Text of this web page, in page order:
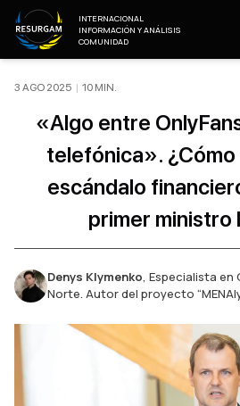
INTERNACIONAL
INFORMACIÓN Y ANÁLISIS
COMUNIDAD
3 AGO 2025 | 10 MIN.
«Algo entre
telefónica».
escándalo
primer ministro
Denys Klymenko, Especialista en
Norte. Autor del proyecto